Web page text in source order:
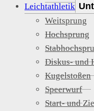
Leichtathletik
Weitsprung
Hochsprung
Diskus- und
Kugelstoßen
Speerwurf
Start- und